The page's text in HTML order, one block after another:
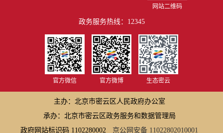
网站二维码
政务服务热线：12345
官方微信 官方微博 生态密云
主办：北京市密云区人民政府办公室
承办：北京市密云区政务服务和数据管理局
政府网站标识码 1102280002
京公网安备 11022802010001